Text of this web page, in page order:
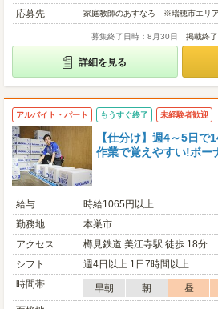
応募先
家庭教師のあすなろ ※瑞穂市エリア
募集終了日時：8月30日 掲載終
詳細を見る
アルバイト・パート もうすぐ終了 未経験者歓迎
【仕分け】週4～5日
作業で覚えやすい!ボー
給与
時給1065円以上
勤務地
本巣市
アクセス
樽見鉄道 美江寺駅 徒歩 18分
シフト
週4日以上 1日7時間以上
時間帯
早朝 朝 昼